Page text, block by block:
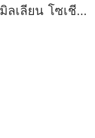
เลียน โซเชีย
น